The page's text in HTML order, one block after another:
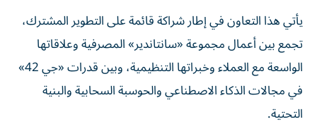
يأتي هذا التعاون في إطار شراكة قائمة على التطوير المشترك،
تجمع بين أعمال مجموعة «سانتاندير» المصرفية وعلاقاتها
الواسعة مع العملاء وخبراتها التنظيمية، وبين قدرات «جي 42»
في مجالات الذكاء الاصطناعي والحوسبة السحابية والبنية
التحتية.